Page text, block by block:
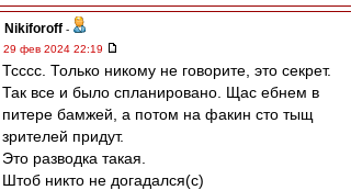
Nikiforoff -
29 фев 2024 22:19
Тсссс. Только никому не говорите, это секрет.
Так все и было спланировано. Щас ебнем в
питере бамжей, а потом на факин сто тыщ
зрителей придут.
Это разводка такая.
Штоб никто не догадался(с)